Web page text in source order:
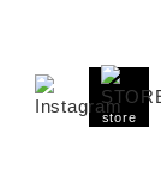
store